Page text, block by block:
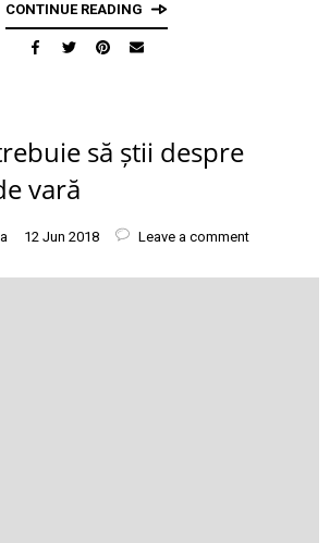
CONTINUE READING
să știi despre
vară
12 Jun 2018 Leave a comment